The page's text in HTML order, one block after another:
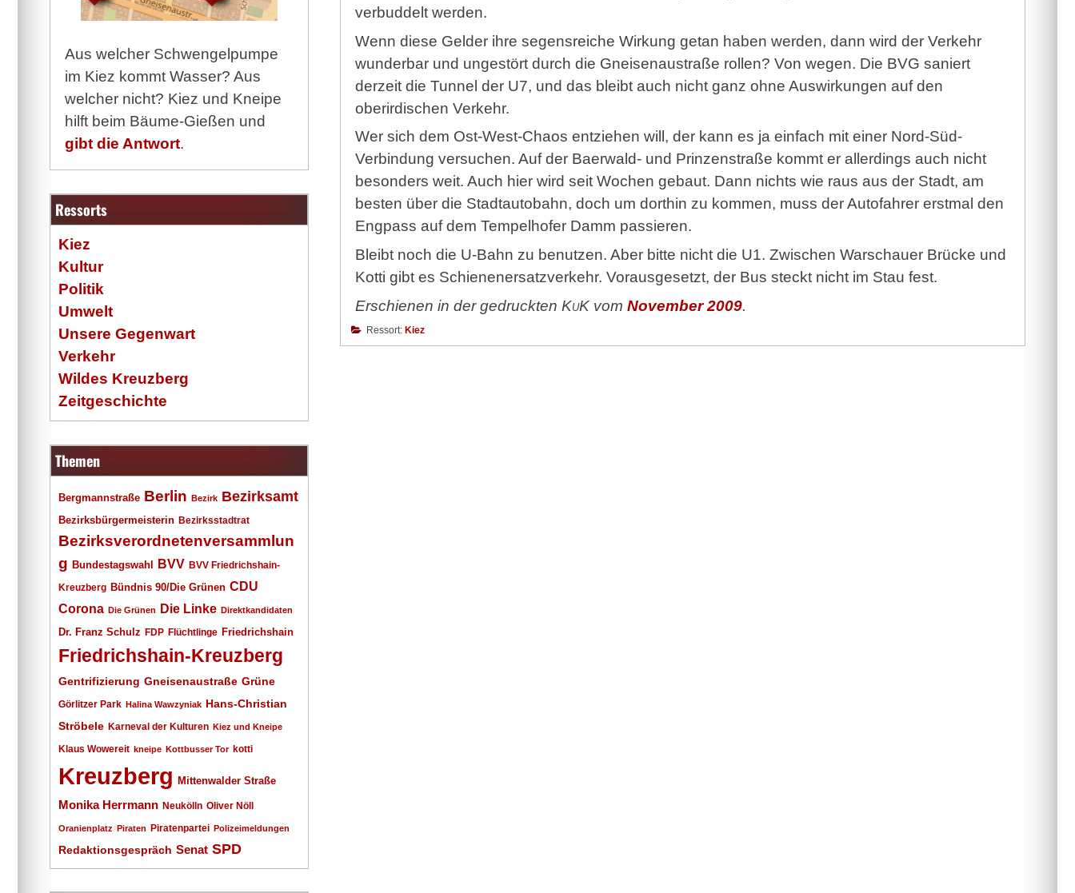
verbuddelt werden.
Wenn diese Gelder ihre segensreiche Wirkung getan haben werden, dann wird der Verkehr
wunderbar und ungestört durch die Gnei­se­nau­straße rollen? Von wegen. Die BVG saniert
derzeit die Tunnel der U7, und das bleibt auch nicht ganz ohne Auswirkungen auf den
oberirdischen Verkehr.
Wer sich dem Ost-West-Chaos entziehen will, der kann es ja einfach mit einer Nord-Süd-
Verbindung versuchen. Auf der Baerwald- und Prinzenstraße kommt er allerdings auch nicht
besonders weit. Auch hier wird seit Wochen gebaut. Dann nichts wie raus aus der Stadt, am
besten über die Stadtautobahn, doch um dorthin zu kommen, muss der Autofahrer erstmal den
Engpass auf dem Tempelhofer Damm passieren.
Bleibt noch die U-Bahn zu benutzen. Aber bitte nicht die U1. Zwischen Warschauer Brücke und
Kotti gibt es Schienenersatzverkehr. Vorausgesetzt, der Bus steckt nicht im Stau fest.
Erschienen in der gedruckten KuKvom November 2009.
Ressort: Kiez
Aus welcher Schwengelpumpe
im Kiez kommt Wasser? Aus
welcher nicht? Kiez und Kneipe
hilft beim Bäume-Gießen und
gibt die Antwort.
Ressorts
Kiez
Kultur
Politik
Umwelt
Unsere Gegenwart
Verkehr
Wildes Kreuzberg
Zeitgeschichte
Themen
Bergmannstraße Berlin Bezirk Bezirksamt
Bezirksbürgermeisterin Bezirksstadtrat
Bezirksverordnetenversammlun
g Bundestagswahl BVV BVV Friedrichshain-
Kreuzberg Bündnis 90/Die Grünen CDU
Corona Die Grünen Die Linke Direktkandidaten
Dr. Franz Schulz FDP Flüchtlinge Friedrichshain
Friedrichshain-Kreuzberg
Gentrifizierung Gneisenaustraße Grüne
Görlitzer Park Halina Wawzyniak Hans-Christian
Ströbele Karneval der Kulturen Kiez und Kneipe
Klaus Wowereit kneipe Kottbusser Tor kotti
Kreuzberg Mittenwalder Straße
Monika Herrmann Neukölln Oliver Nöll
Oranienplatz Piraten Piratenpartei Polizeimeldungen
Redaktionsgespräch Senat SPD